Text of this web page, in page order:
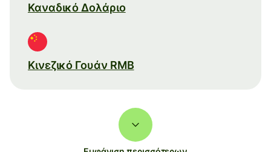
Καναδικό Δολάριο
Κινεζικό Γουάν RMB